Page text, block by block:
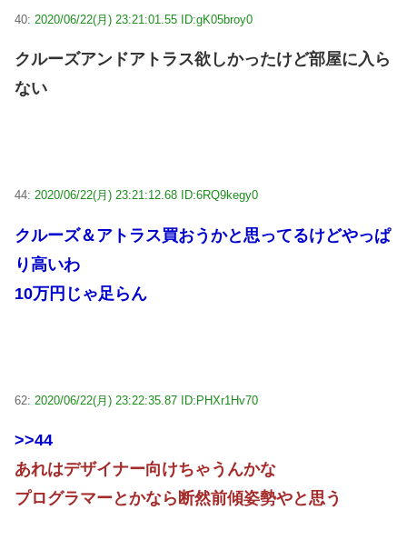
40: 2020/06/22(月) 23:21:01.55 ID:gK05broy0
クルーズアンドアトラス欲しかったけど部屋に入ら
ない
44: 2020/06/22(月) 23:21:12.68 ID:6RQ9kegy0
クルーズ＆アトラス買おうかと思ってるけどやっぱ
り高いわ
10万円じゃ足らん
62: 2020/06/22(月) 23:22:35.87 ID:PHXr1Hv70
>>44
あれはデザイナー向けちゃうんかな
プログラマーとかなら断然前傾姿勢やと思う